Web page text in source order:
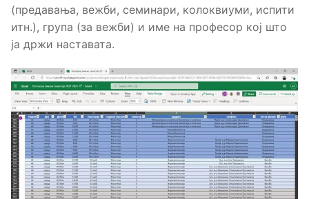
(предавања, вежби, семинари, колоквиуми, испити
итн.), група (за вежби) и име на професор кој што
ја држи наставата.